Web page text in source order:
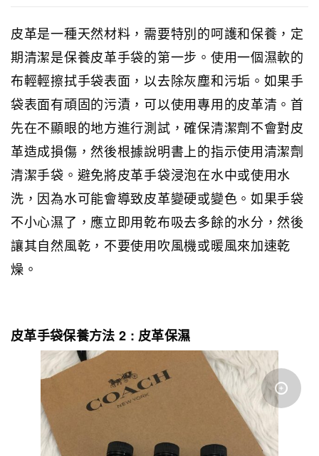
皮革是一種天然材料，需要特別的呵護和保養，定
期清潔是保養皮革手袋的第一步。使用一個濕軟的
布輕輕擦拭手袋表面，以去除灰塵和污垢。如果手
袋表面有頑固的污漬，可以使用專用的皮革清。首
先在不顯眼的地方進行測試，確保清潔劑不會對皮
革造成損傷，然後根據說明書上的指示使用清潔劑
清潔手袋。避免將皮革手袋浸泡在水中或使用水
洗，因為水可能會導致皮革變硬或變色。如果手袋
不小心濕了，應立即用乾布吸去多餘的水分，然後
讓其自然風乾，不要使用吹風機或暖風來加速乾
燥。
皮革手袋保養方法 2 : 皮革保濕